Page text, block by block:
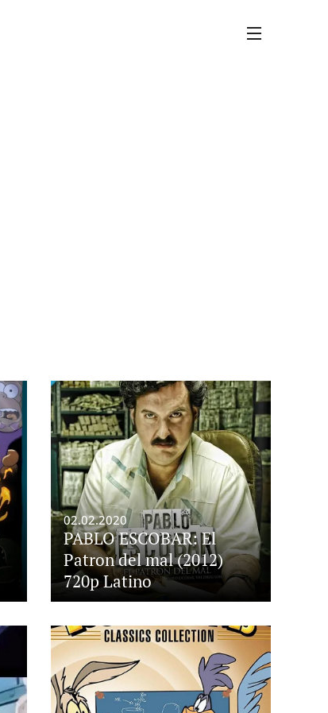
02.02.2020
PABLO ESCOBAR: El
Patron del mal (2012)
720p Latino